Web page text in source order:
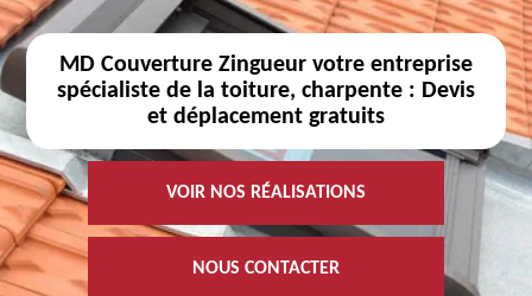
MD Couverture Zingueur votre entreprise
spécialiste de la toiture, charpente : Devis
et déplacement gratuits
VOIR NOS RÉALISATIONS
NOUS CONTACTER